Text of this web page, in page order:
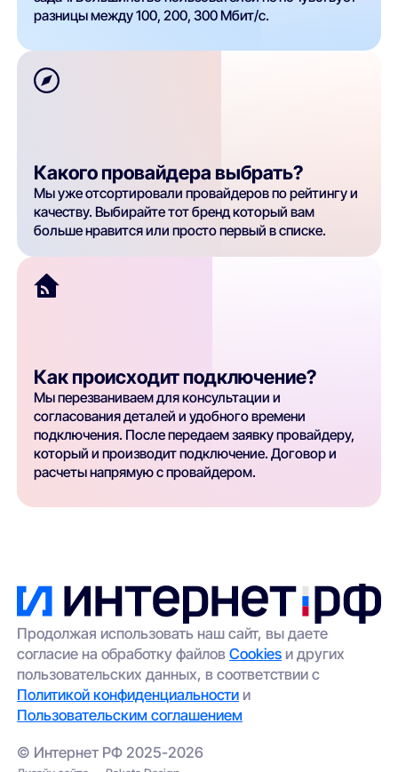
разницы между 100, 200, 300 Мбит/с.
Какого провайдера выбрать?
Мы уже отсортировали провайдеров по рейтингу и
качеству. Выбирайте тот бренд который вам
больше нравится или просто первый в списке.
Как происходит подключение?
Мы перезваниваем для консультации и
согласования деталей и удобного времени
подключения. После передаем заявку провайдеру,
который и производит подключение. Договор и
расчеты напрямую с провайдером.
Продолжая использовать наш сайт, вы даете
согласие на обработку файловCookies и других
пользовательских данных, в соответствии с
Политикой конфиденциальности и
Пользовательским соглашением
© Интернет РФ 2025-2026